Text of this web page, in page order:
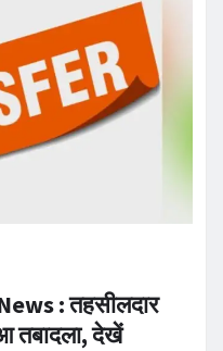
: तहसीलदार
तबादला, देखें